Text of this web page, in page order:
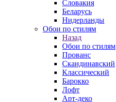
Словакия
Беларусь
Нидерланды
Обои по стилям
Назад
Обои по стилям
Прованс
Скандинавский
Классический
Барокко
Лофт
Арт-деко